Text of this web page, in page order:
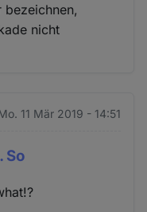
bezeichnen,
nicht
11 Mär 2019 - 14:51
So